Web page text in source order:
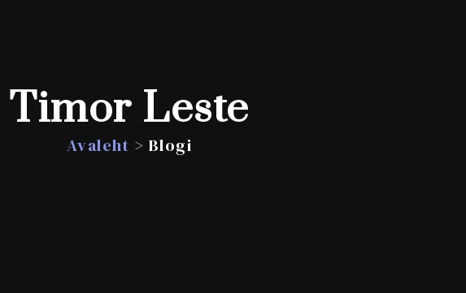
Timor Leste
Avaleht > Blogi